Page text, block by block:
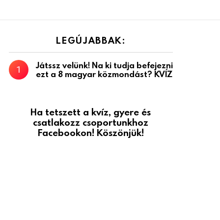
LEGÚJABBAK:
Játssz velünk! Na ki tudja befejezni
ezt a 8 magyar közmondást? KVÍZ
Ha tetszett a kvíz, gyere és
csatlakozz csoportunkhoz
Facebookon! Köszönjük!